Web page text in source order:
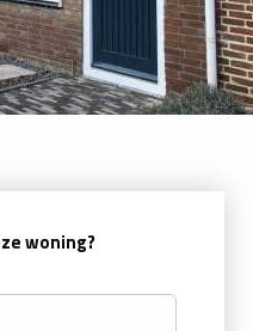
woning?